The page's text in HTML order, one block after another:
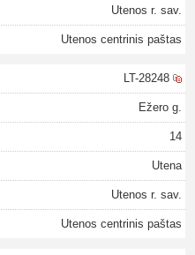
Utenos r. sav.
Utenos centrinis paštas
LT-28248
Ežero g.
14
Utena
Utenos r. sav.
Utenos centrinis paštas